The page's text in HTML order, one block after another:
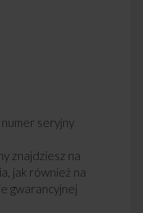
numer seryjny
znajdziesz na
jak również na
gwarancyjnej